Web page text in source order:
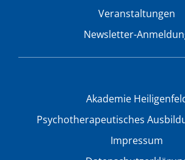
Veranstaltungen
Newsletter-
Akademie
Psychotherapeutisches
Impressum